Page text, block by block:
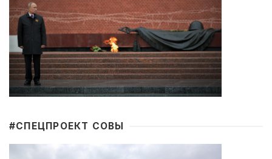
#CПЕЦПРОЕКТ СОВЫ